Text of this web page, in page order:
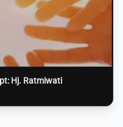
Hj. Ratmiwati